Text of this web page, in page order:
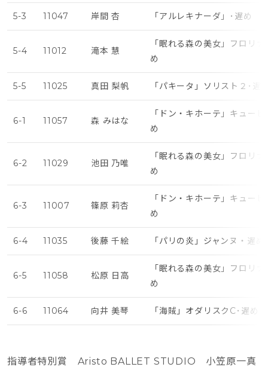
5-3 11047 岸間 杏 「アルレキナーダ」･遅め
5-4 11012 滝本 慧
「眠れる森の美女」フロリ
め
5-5 11025 真田 梨帆 「パキータ」ソリスト２･遅
6-1 11057 森 みはな
「ドン・キホーテ」キュー
め
6-2 11029 池田 乃唯
「眠れる森の美女」フロリ
め
6-3 11007 篠原 莉杏
「ドン・キホーテ」キュー
め
6-4 11035 後藤 千絵 「パリの炎」ジャンヌ・遅め
6-5 11058 松原 日高
「眠れる森の美女」フロリ
め
6-6 11064 向井 美琴 「海賊」オダリスクC･遅め
指導者特別賞 Aristo BALLET STUDIO 小笠原一真